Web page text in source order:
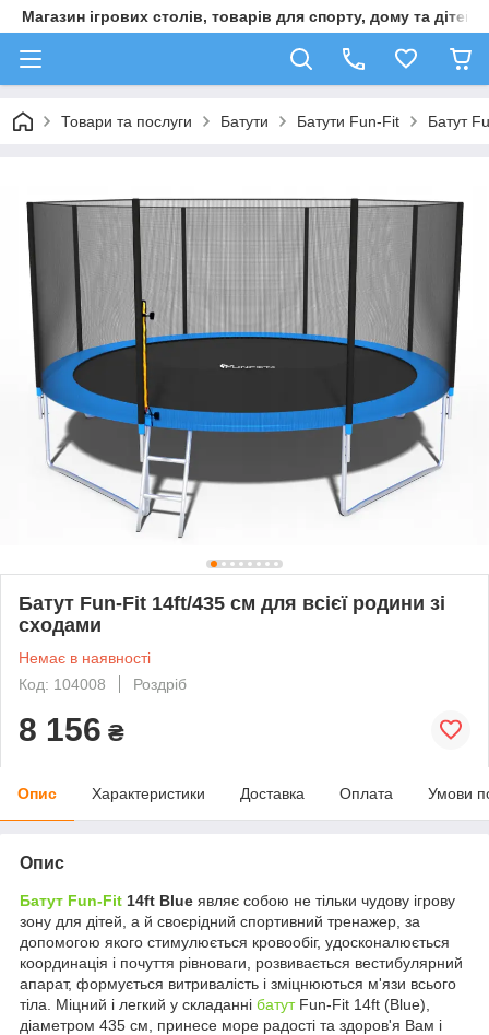
Магазин ігрових столів, товарів для спорту, дому та дітей
Товари та послуги Батути Батути Fun-Fit Батут
Батут Fun-Fit 14ft/435 см для всієї родини зі
сходами
Немає в наявності
Код: 104008
Роздріб
8 156 ₴
Опис Характеристики Доставка Оплата Умови
Опис
Батут Fun-Fit 14ft Blue являє собою не тільки чудову ігрову
зону для дітей, а й своєрідний спортивний тренажер, за
допомогою якого стимулюється кровообіг, удосконалюється
координація і почуття рівноваги, розвивається вестибулярний
апарат, формується витривалість і зміцнюються м'язи всього
тіла. Міцний і легкий у складанні батутFun-Fit 14ft (Blue),
діаметром 435 см, принесе море радості та здоров'я Вам і